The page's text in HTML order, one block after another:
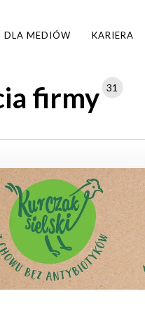
DLA MEDIÓW KARIERA
firmy 31